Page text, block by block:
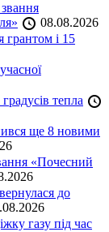
08.08.2026
грантом і 15
тепла
ще 8 новими
«Почесний
до
газу під час